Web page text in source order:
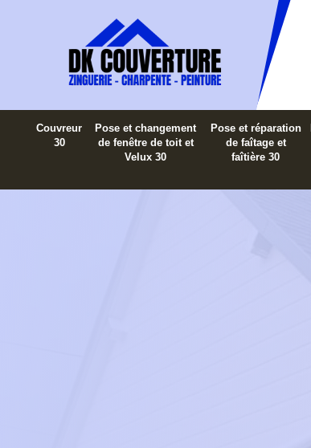
Couvreur
30
Pose et changement
de fenêtre de toit et
Velux 30
Pose et réparation
de faîtage et
faîtière 30